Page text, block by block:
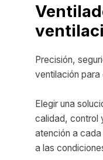
Precisión,
ventilación
Elegir una
calidad, control
atención a
a las